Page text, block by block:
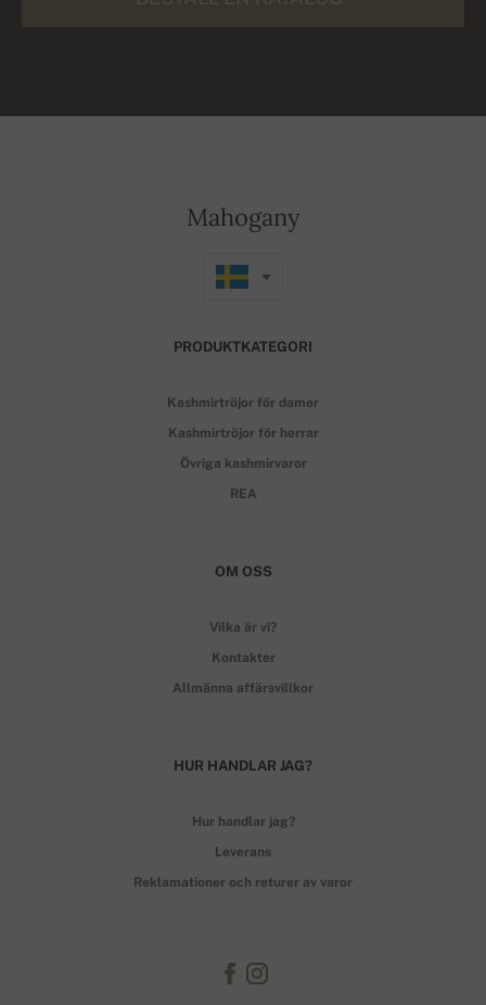
Mahogany
PRODUKTKATEGORI
Kashmirtröjor för damer
Kashmirtröjor för herrar
Övriga kashmirvaror
REA
OM OSS
Vilka är vi?
Kontakter
Allmänna affärsvillkor
HUR HANDLAR JAG?
Hur handlar jag?
Leverans
Reklamationer och returer av varor